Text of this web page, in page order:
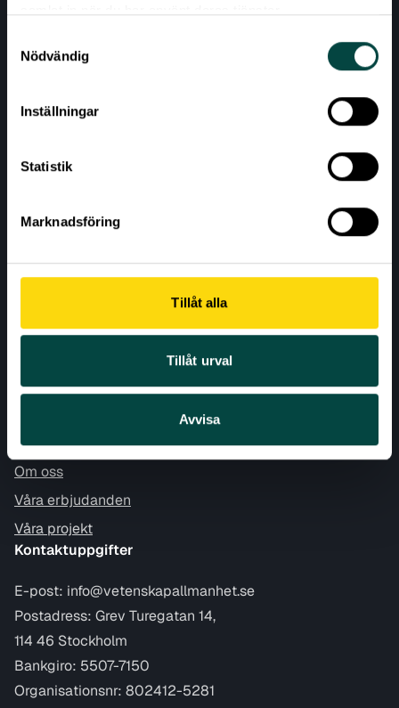
Nödvändig
Inställningar
Statistik
Marknadsföring
Tillåt alla
Tillåt urval
Avvisa
VÅRA EXPERTOMRÅDEN
OM VETENSKAP & ALLMÄNHET
Evenemang
Om oss
Våra erbjudanden
Våra projekt
Kontaktuppgifter
E-post: info@vetenskapallmanhet.se
Postadress: Grev Turegatan 14,
114 46 Stockholm
Bankgiro: 5507-7150
Organisationsnr: 802412-5281